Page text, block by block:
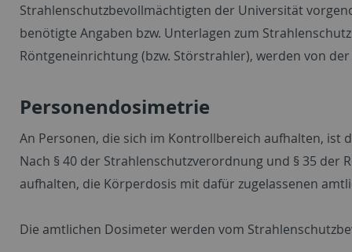
Strahlenschutzbevollmächtigten der Universität
benötigte Angaben bzw. Unterlagen zum
Röntgeneinrichtung (bzw. Störstrahler), werden von
Personendosimetrie
An Personen, die sich im Kontrollbereich aufhalten, ist
Nach § 40 der Strahlenschutzverordnung und § 35
aufhalten, die Körperdosis mit dafür zugelassenen
Die amtlichen Dosimeter werden vom